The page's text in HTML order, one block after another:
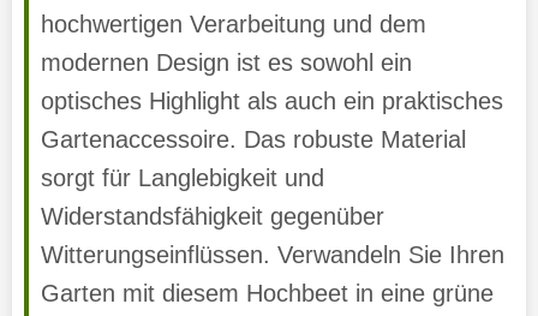
hochwertigen Verarbeitung und dem
modernen Design ist es sowohl ein
optisches Highlight als auch ein praktisches
Gartenaccessoire. Das robuste Material
sorgt für Langlebigkeit und
Widerstandsfähigkeit gegenüber
Witterungseinflüssen. Verwandeln Sie Ihren
Garten mit diesem Hochbeet in eine grüne